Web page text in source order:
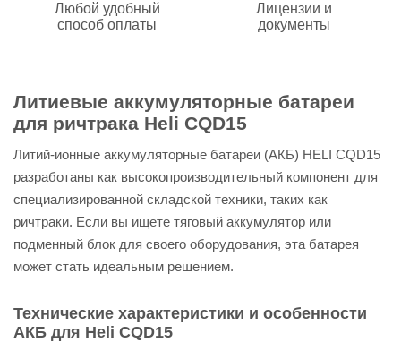
Любой удобный
способ оплаты
Лицензии и
документы
Литиевые аккумуляторные батареи
для ричтрака Heli CQD15
Литий-ионные аккумуляторные батареи (АКБ) HELI CQD15
разработаны как высокопроизводительный компонент для
специализированной складской техники, таких как
ричтраки. Если вы ищете тяговый аккумулятор или
подменный блок для своего оборудования, эта батарея
может стать идеальным решением.
Технические характеристики и особенности
АКБ для Heli CQD15